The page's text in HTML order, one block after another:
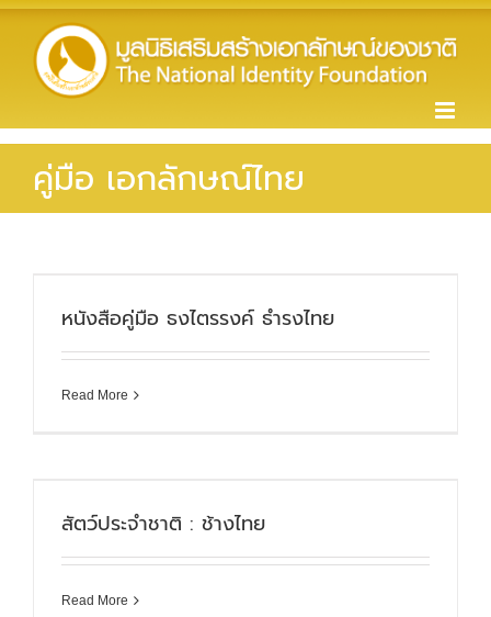
Skip
content
คู่มือ เอกลักษณ์ไทย
หนังสือคู่มือ ธงไตรรงค์ ธำรงไทย
Read More
สัตว์ประจำชาติ : ช้างไทย
Read More